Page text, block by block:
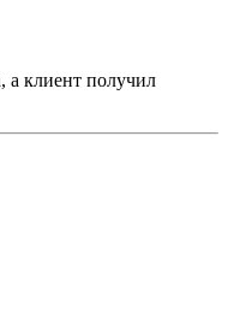
а клиент получил